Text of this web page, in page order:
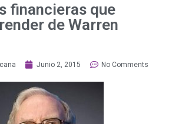
financieras que
de Warren
Junio 2, 2015 No Comments